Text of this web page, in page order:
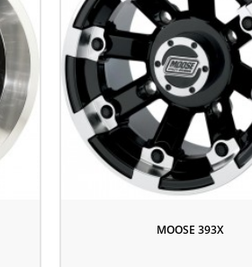
MOOSE 393X